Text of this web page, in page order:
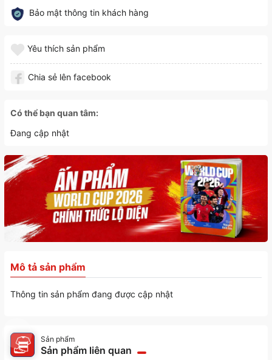
Bảo mật thông tin khách hàng
Yêu thích sản phẩm
Chia sẻ lên facebook
Có thể bạn quan tâm:
Đang cập nhật
Mô tả sản phẩm
Thông tin sản phẩm đang được cập nhật
Sản phẩm
Sản phẩm liên quan